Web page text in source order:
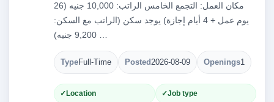
مكان العمل: التجمع الخامس الراتب: 10,000 جنيه (26
يوم عمل + 4 أيام إجازة) يوجد سكن (الراتب مع السكن:
TypeFull-Time Posted2026-08-09 Openings1
Location Job type